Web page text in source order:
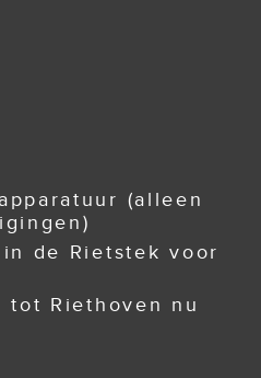
(alleen
de Rietstek voor
tot Riethoven nu